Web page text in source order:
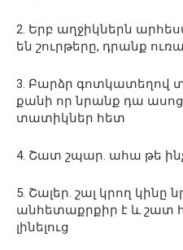
2. Երբ աղջիկներն
են շուրթերը, դրանք
3. Բարձր գոտկատեղով
քանի որ նրանք դա
տատիկներ հետ
4. Շատ շպար. ահա թե
5. Շալեր. շալ կրող կինը
անհետաքրքիր է և շատ
լինելուց